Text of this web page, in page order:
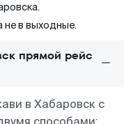
не в выходные.
прямой рейс
в Хабаровск с